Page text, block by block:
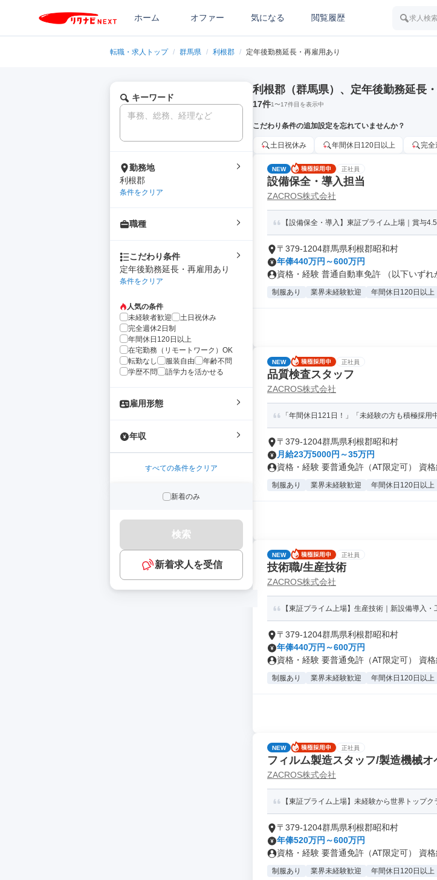
ホーム オファー 気になる 閲覧履歴 求人検
転職・求人トップ / 群馬県 / 利根郡 / 定年後勤務延長・再雇用あり
キーワード
勤務地
利根郡
条件をクリア
職種
こだわり条件
定年後勤務延長・再雇用あり
条件をクリア
人気の条件
未経験者歓迎
土日祝休み
完全週休2日制
年間休日120日以上
在宅勤務（リモートワーク）OK
転勤なし
服装自由
年齢不問
学歴不問
語学力を活かせる
雇用形態
年収
すべての条件をクリア
新着のみ
検索
新着求人を受信
利根郡（群馬県）、定年後勤務延長
17件1〜17件目を表示中
こだわり条件の追加設定を忘れていませんか？
土日祝休み 年間休日120日以上 完全
NEW 正社員
設備保全・導入担当
ZACROS株式会社
【設備保全・導入】東証プライム上場｜賞与
〒379-1204群馬県利根郡昭和村
年俸440万円～600万円
資格・経験 普通自動車免許 （以下いずれ
制服あり 業界未経験歓迎 年間休日120日以上
NEW 正社員
品質検査スタッフ
ZACROS株式会社
「年間休日121日！」「未経験の方も積極採
〒379-1204群馬県利根郡昭和村
月給23万5000円～35万円
資格・経験 要普通免許（AT限定可） 資
制服あり 業界未経験歓迎 年間休日120日以上
NEW 正社員
技術職/生産技術
ZACROS株式会社
【東証プライム上場】生産技術｜新設備導入
〒379-1204群馬県利根郡昭和村
年俸440万円～600万円
資格・経験 要普通免許（AT限定可） 資
制服あり 業界未経験歓迎 年間休日120日以上
NEW 正社員
フィルム製造スタッフ/製造機械オ
ZACROS株式会社
【東証プライム上場】未経験から世界トップ
〒379-1204群馬県利根郡昭和村
年俸520万円～600万円
資格・経験 要普通免許（AT限定可） 資
制服あり 業界未経験歓迎 年間休日120日以上